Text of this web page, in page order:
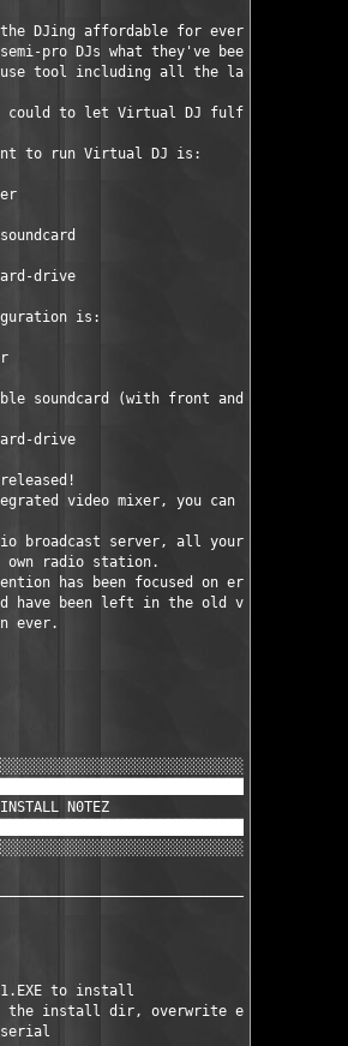
the DJing affordable for every home
pro DJs what they've been
use tool including all the latest
we could to let Virtual DJ fulfil you're
to run Virtual DJ is:
drive
is:
soundcard (with front and rear
drive
video mixer, you can now add the
broadcast server, all your friend
own radio station.
has been focused on erasing all
have been left in the old versions.
ever.
N0TEZ
to install
the install dir, overwrite existing file